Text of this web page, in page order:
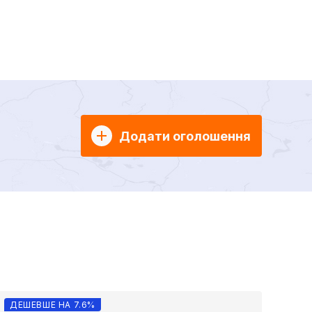
Додати оголошення
ДЕШЕВШЕ НА 7.6%